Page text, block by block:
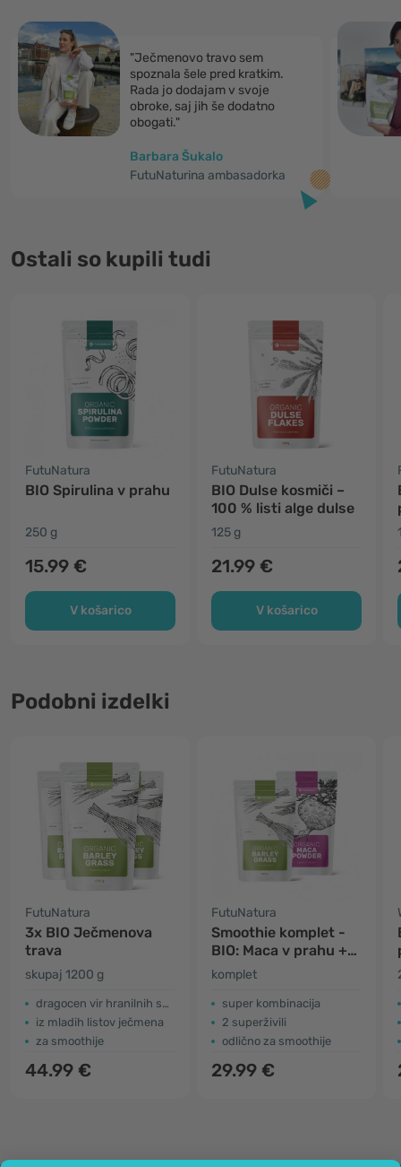
"Ječmenovo travo sem
spoznala šele pred kratkim.
Rada jo dodajam v svoje
obroke, saj jih še dodatno
obogati."
Barbara Šukalo
FutuNaturina ambasadorka
Ostali so kupili tudi
FutuNatura
BIO Spirulina v prahu
250 g
15.99 €
V košarico
FutuNatura
BIO Dulse kosmiči –
100 % listi alge dulse
125 g
21.99 €
V košarico
Podobni izdelki
FutuNatura
3x BIO Ječmenova
trava
skupaj 1200 g
dragocen vir hranilnih snovi
iz mladih listov ječmena
za smoothije
44.99 €
FutuNatura
Smoothie komplet -
BIO: Maca v prahu +
Ječmenova trava v
prahu
komplet
super kombinacija
2 superživili
odlično za smoothije
29.99 €